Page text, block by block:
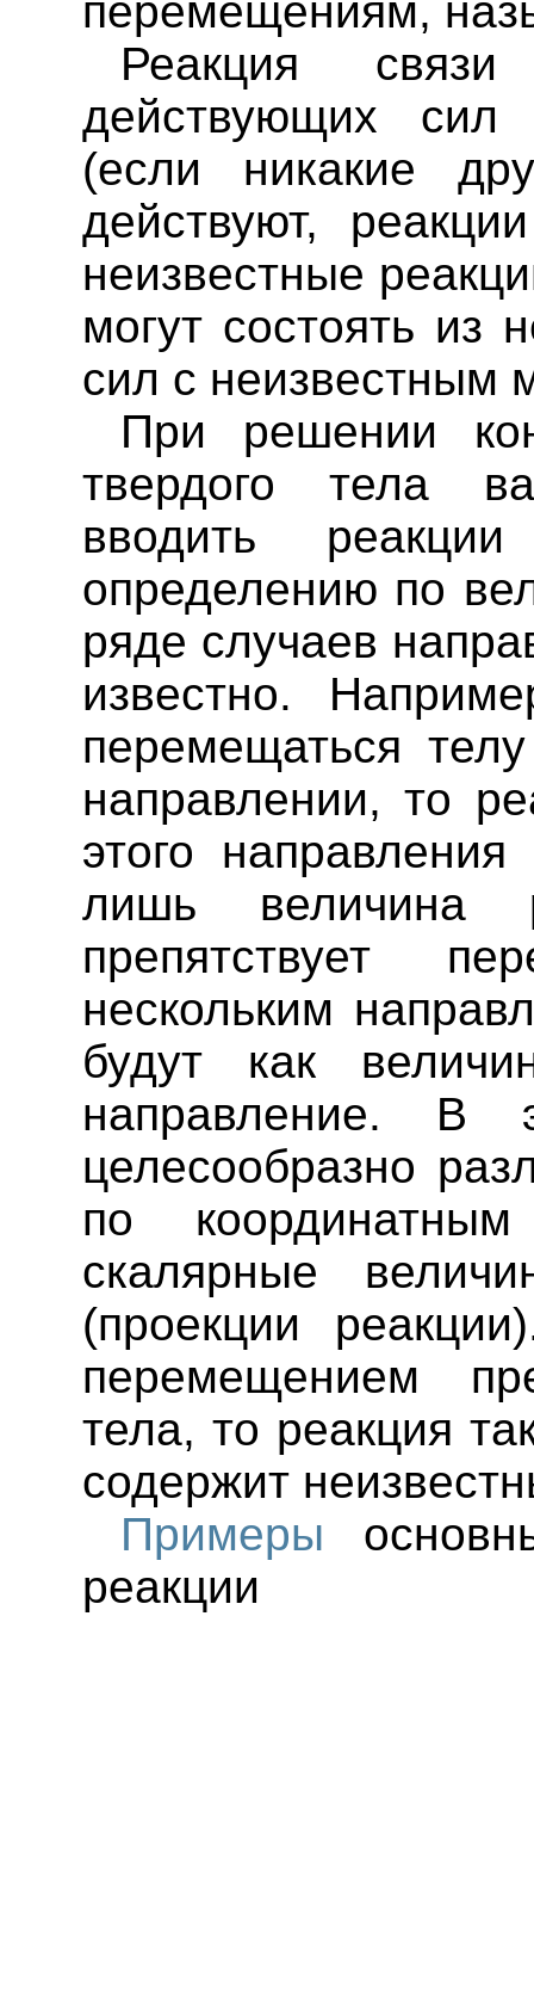
перемещениям,
Реакция
действующих сил
(если никакие
действуют,
неизвестные
могут состоять из
сил с неизвестным
При решении
твердого тела
вводить
определению по
ряде случаев
известно.
перемещаться
направлении, то
этого
лишь величина
препятствует
нескольким
будут как
направление. В
целесообразно
по
скалярные
(проекции
перемещением
тела, то реакция
содержит
Примеры
реакции